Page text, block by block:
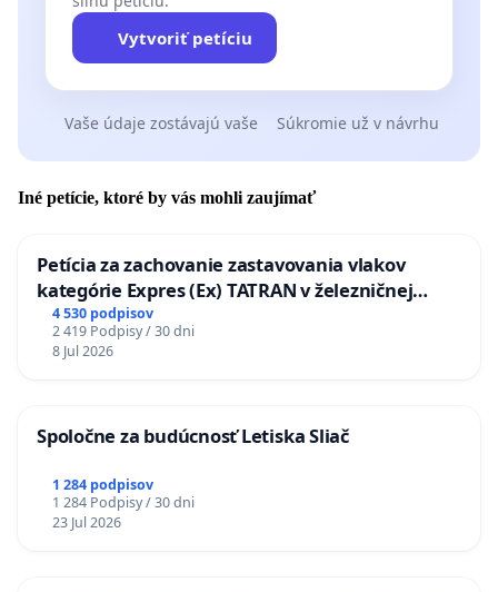
Vytvoriť petíciu
Vaše údaje zostávajú vaše Súkromie už v návrhu
Iné petície, ktoré by vás mohli zaujímať
Petícia za zachovanie zastavovania vlakov
kategórie Expres (Ex) TATRAN v železničnej
stanici Púchov
4 530 podpisov
2 419 Podpisy / 30 dni
8 Jul 2026
Spoločne za budúcnosť Letiska Sliač
1 284 podpisov
1 284 Podpisy / 30 dni
23 Jul 2026